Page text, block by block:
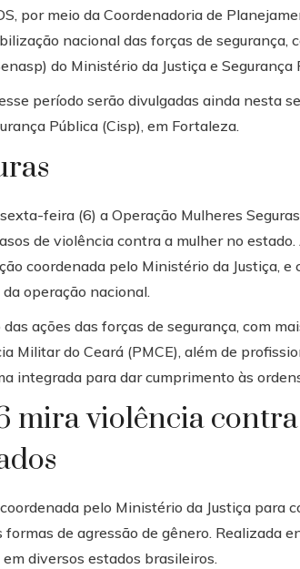
por meio da Coordenadoria de
nacional das forças de segurança,
do Ministério da Justiça e Segurança
período serão divulgadas ainda nesta
Pública (Cisp), em Fortaleza.
feira (6) a Operação Mulheres
de violência contra a mulher no
coordenada pelo Ministério da Justiça, e
operação nacional.
ações das forças de segurança, com
Militar do Ceará (PMCE), além de
integrada para dar cumprimento às
mira violência
pelo Ministério da Justiça para
de agressão de gênero. Realizada
diversos estados brasileiros.